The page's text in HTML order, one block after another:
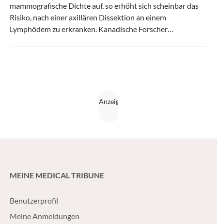
mammografische Dichte auf, so erhöht sich scheinbar das
Risiko, nach einer axillären Dissektion an einem
Lymphödem zu erkranken. Kanadische Forscher
MEINE MEDICAL TRIBUNE
Benutzerprofil
Meine Anmeldungen